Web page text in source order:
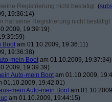
Registrierung nicht bestätigt (
19:36:14)
hat seine Registrierung nicht bestätigt
19:39:19)
Boot am 01.10.2009, 19:36:11)
19:36:38)
mein Boot am 01.10.2009, 19:37:34)
19:39:39)
Auto-mein Boot am 01.10.2009,
01.10.2009, 19:42:01)
mein Auto-mein Boot am
am 01.10.2009, 19:44:15)